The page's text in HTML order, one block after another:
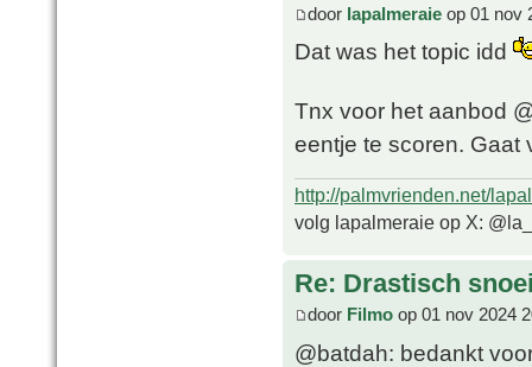
door lapalmeraie op 01 nov
Dat was het topic idd
Tnx voor het aanbod
eentje te scoren.
http://palmvrienden.net/
volg lapalmeraie op X:
Re: Drastisch
door Filmo op 01 nov 2024
@batdah: bedankt